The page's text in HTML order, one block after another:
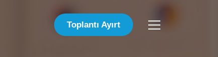
Toplantı Ayırt